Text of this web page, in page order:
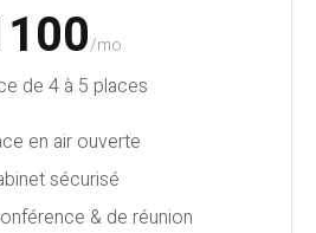
/mo
de 4 à 5 places
en air ouverte
sécurisé
& de réunion